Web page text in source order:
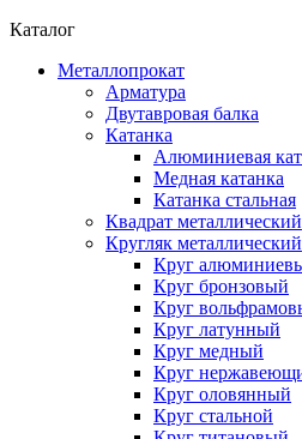
Каталог
Металлопрокат
Арматура
Двутавровая балка
Катанка
Алюминиевая
Медная катанка
Катанка стальная
Квадрат металлический
Кругляк металлический
Круг
Круг бронзовый
Круг
Круг латунный
Круг медный
Круг
Круг оловянный
Круг стальной